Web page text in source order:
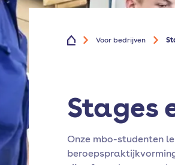
Voor bedrijven
Stages
Onze mbo-studenten